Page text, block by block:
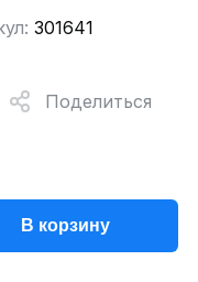
301641
Поделиться
В корзину